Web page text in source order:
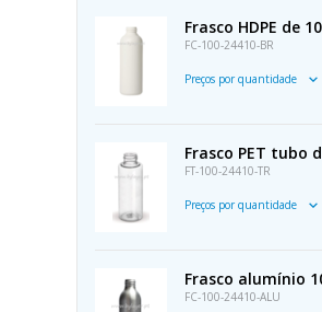
Frasco HDPE de
FC-100-24410-BR
Preços por quantidade
Frasco PET tubo
FT-100-24410-TR
Preços por quantidade
Frasco alumínio
FC-100-24410-ALU